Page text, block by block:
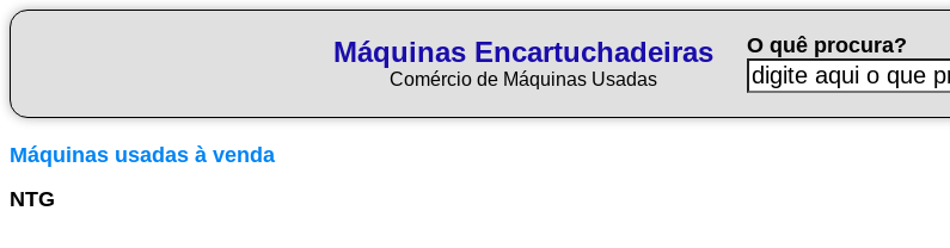
Máquinas Encartuchadeiras
Comércio de Máquinas Usadas
O quê procura?
Máquinas usadas à venda
NTG